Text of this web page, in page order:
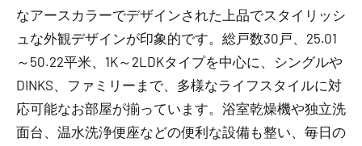
なアースカラーでデザインされた上品でスタイリッシ
ュな外観デザインが印象的です。総戸数30戸、25.01
～50.22平米、1K～2LDKタイプを中心に、シングルや
DINKS、ファミリーまで、多様なライフスタイルに対
応可能なお部屋が揃っています。浴室乾燥機や独立洗
面台、温水洗浄便座などの便利な設備も整い、毎日の